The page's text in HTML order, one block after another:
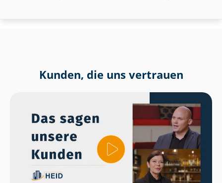
Kunden, die uns vertrauen